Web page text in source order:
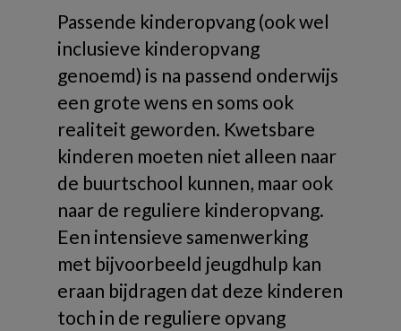
Passende kinderopvang (ook wel
inclusieve kinderopvang
genoemd) is na passend onderwijs
een grote wens en soms ook
realiteit geworden. Kwetsbare
kinderen moeten niet alleen naar
de buurtschool kunnen, maar ook
naar de reguliere kinderopvang.
Een intensieve samenwerking
met bijvoorbeeld jeugdhulp kan
eraan bijdragen dat deze kinderen
toch in de reguliere opvang